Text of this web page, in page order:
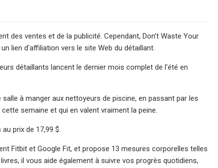
des ventes et de la publicité. Cependant, Don't Waste Your
lien d'affiliation vers le site Web du détaillant.
détaillants lancent le dernier mois complet de l'été en
à manger aux nettoyeurs de piscine, en passant par les
semaine et qui en valent vraiment la peine.
prix de 17,99 $.
Fitbit et Google Fit, et propose 13 mesures corporelles telles
il vous aide également à suivre vos progrès quotidiens,